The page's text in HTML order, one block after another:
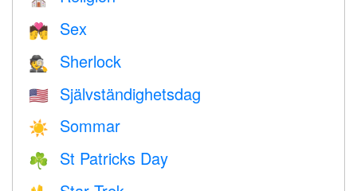
💏 Sex
🕵️ Sherlock
🇺🇸 Självständighetsdag
☀️ Sommar
☘️ St Patricks Day